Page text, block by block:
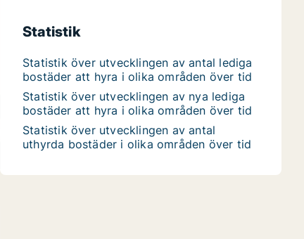
Statistik
Statistik över utvecklingen av antal lediga
bostäder att hyra i olika områden över tid
Statistik över utvecklingen av nya lediga
bostäder att hyra i olika områden över tid
Statistik över utvecklingen av antal
uthyrda bostäder i olika områden över tid